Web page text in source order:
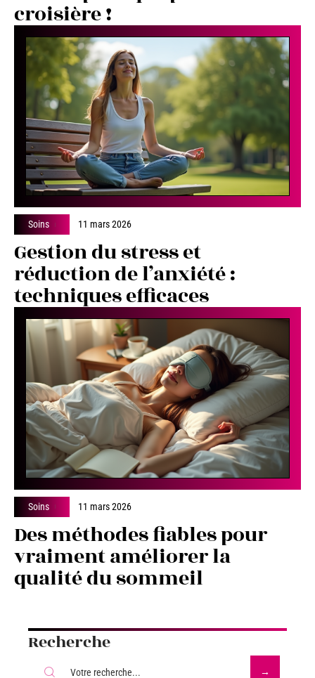
croisière !
Soins 11 mars 2026
Gestion du stress et
réduction de l’anxiété :
techniques efficaces
Soins 11 mars 2026
Des méthodes fiables pour
vraiment améliorer la
qualité du sommeil
Recherche